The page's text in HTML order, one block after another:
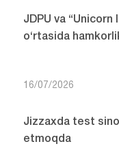
JDPU va
o‘rtasida
16/07/2026
Jizzaxda test
etmoqda